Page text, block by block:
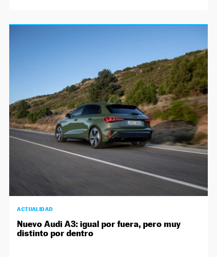
ACTUALIDAD
Nuevo Audi A3: igual por fuera, pero muy
distinto por dentro